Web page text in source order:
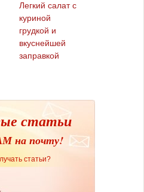
Легкий салат с
куриной
грудкой и
вкуснейшей
заправкой
статьи
на почту!
статьи?